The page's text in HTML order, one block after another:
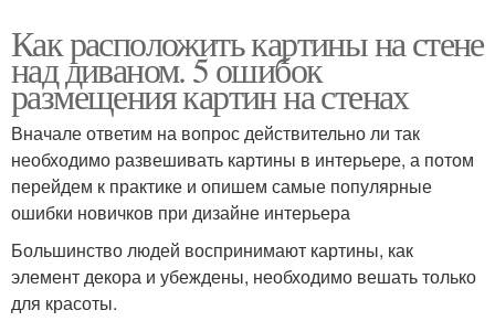
Как расположить картины на стене
над диваном. 5 ошибок
размещения картин на стенах
Вначале ответим на вопрос действительно ли так
необходимо развешивать картины в интерьере, а потом
перейдем к практике и опишем самые популярные
ошибки новичков при дизайне интерьера
Большинство людей воспринимают картины, как
элемент декора и убеждены, необходимо вешать только
для красоты.